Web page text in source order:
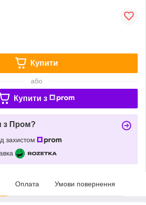
Купити
або
Купити з
з Пром?
захистом
Оплата Умови повернення